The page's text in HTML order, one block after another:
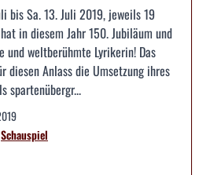
bis Sa. 13. Juli 2019, jeweils 19
in diesem Jahr 150. Jubiläum und
weltberühmte Lyrikerin! Das
diesen Anlass die Umsetzung ihres
spartenübergr...
Schauspiel